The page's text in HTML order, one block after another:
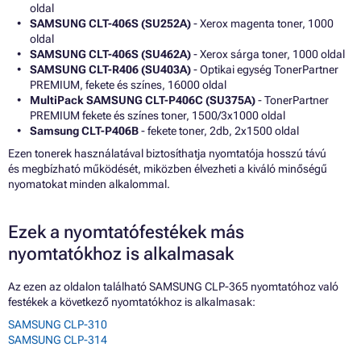
oldal
SAMSUNG CLT-406S (SU252A)- Xerox magenta toner, 1000
oldal
SAMSUNG CLT-406S (SU462A)- Xerox sárga toner, 1000 oldal
SAMSUNG CLT-R406 (SU403A)- Optikai egység TonerPartner
PREMIUM, fekete és színes, 16000 oldal
MultiPack SAMSUNG CLT-P406C (SU375A)- TonerPartner
PREMIUM fekete és színes toner, 1500/3x1000 oldal
Samsung CLT-P406B- fekete toner, 2db, 2x1500 oldal
Ezen tonerek használatával biztosíthatja nyomtatója hosszú távú
és megbízható működését, miközben élvezheti a kiváló minőségű
nyomatokat minden alkalommal.
Ezek a nyomtatófestékek más
nyomtatókhoz is alkalmasak
Az ezen az oldalon található SAMSUNG CLP-365 nyomtatóhoz való
festékek a következő nyomtatókhoz is alkalmasak:
SAMSUNG CLP-310
SAMSUNG CLP-314